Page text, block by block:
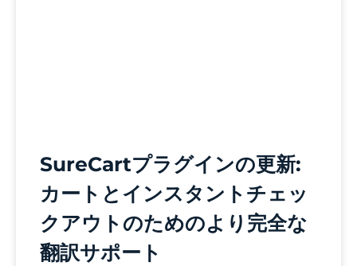
SureCartプラグインの更新:
カートとインスタントチェッ
クアウトのためのより完全な
翻訳サポート